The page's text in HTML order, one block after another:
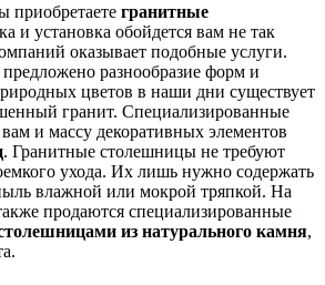
приобретаете гранитные
и установка обойдется вам не так
оказывает подобные услуги.
предложено разнообразие форм и
цветов в наши дни существует
гранит. Специализированные
и массу декоративных элементов
. Гранитные столешницы не требуют
ухода. Их лишь нужно содержать
влажной или мокрой тряпкой. На
продаются специализированные
из натурального камня,